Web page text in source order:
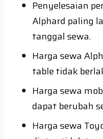
Penyelesaian
Alphard paling
tanggal sewa.
Harga sewa
table tidak
Harga sewa
dapat berubah
Harga sewa